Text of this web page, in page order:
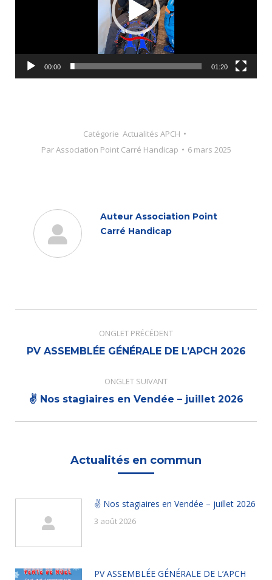
00:00 01:20
Catégorie Actualités APCH
ParAssociation Point Carré Handicap 6 mars 2025
Auteur Association Point
Carré Handicap
commentaire
ONGLET PRÉCÉDENT
Onglet
PV ASSEMBLÉE GÉNÉRALE DE L’APCH 2026
ONGLET SUIVANT
Onglet
✌ Nos stagiaires en Vendée – juillet 2026
Actualités en commun
✌ Nos stagiaires en Vendée – juillet 2026
3 août 2026
PV ASSEMBLÉE GÉNÉRALE DE L’APCH